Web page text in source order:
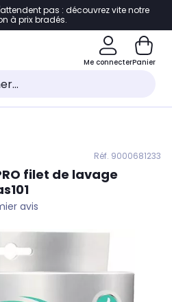
navigation
de page
chatbot
pas : découvrez vite notre
à prix bradés.
Me connecterPanier
Réf. 9000681233
filet de lavage
avis